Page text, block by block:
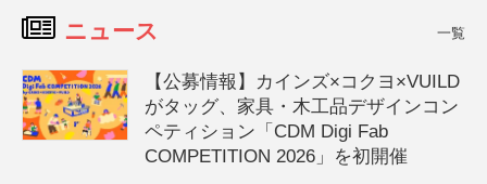
ニュース 一覧
【公募情報】カインズ×コクヨ×VUILD
がタッグ、家具・木工品デザインコン
ペティション「CDM Digi Fab
COMPETITION 2026」を初開催